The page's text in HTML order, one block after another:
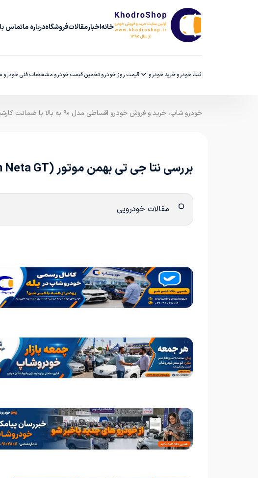
خانهاخبارمقالاتفروشگاهدرباره‌ ماتماس
ثبت خودروخرید خودرو قیمت روز خودرو تخمین قیمت خودرو مشخصات فنی خودرو
خودرو شاپ، خرید و فروش خودرو اقساطی مدل ۹۰ به بالا با ضمانت کارشناسی
بررسی نتا جی تی بهمن موتور (Hozon Neta GT)
مقالات خودرویی